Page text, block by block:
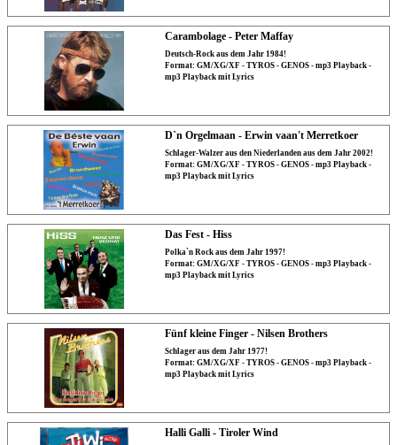
Carambolage - Peter Maffay
Deutsch-Rock aus dem Jahr 1984!
Format: GM/XG/XF - TYROS - GENOS - mp3 Playback -
mp3 Playback mit Lyrics
D`n Orgelmaan - Erwin vaan't Merretkoer
Schlager-Walzer aus den Niederlanden aus dem Jahr 2002!
Format: GM/XG/XF - TYROS - GENOS - mp3 Playback -
mp3 Playback mit Lyrics
Das Fest - Hiss
Polka`n Rock aus dem Jahr 1997!
Format: GM/XG/XF - TYROS - GENOS - mp3 Playback -
mp3 Playback mit Lyrics
Fünf kleine Finger - Nilsen Brothers
Schlager aus dem Jahr 1977!
Format: GM/XG/XF - TYROS - GENOS - mp3 Playback -
mp3 Playback mit Lyrics
Halli Galli - Tiroler Wind